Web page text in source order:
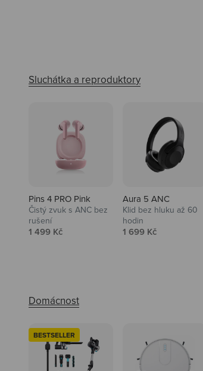
Pins 4 PRO Pink
Čistý zvuk s ANC bez
rušení
Prodejní cena
1 499 Kč
Aura 5 ANC
Klid bez hluku až 60
hodin
Prodejní cena
1 699 Kč
BESTSELLER